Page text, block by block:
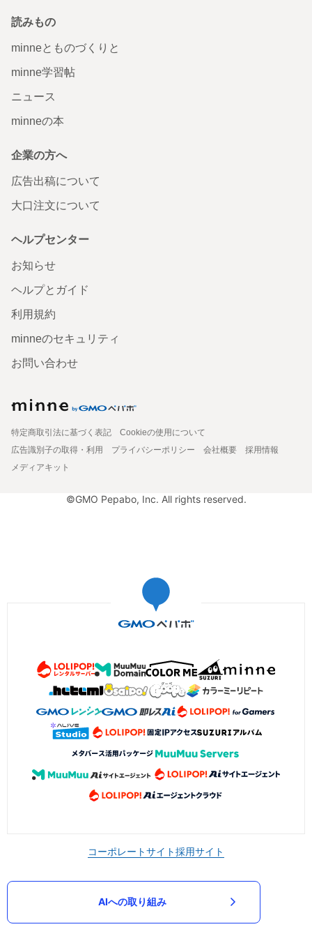
読みもの
minneとものづくりと
minne学習帖
ニュース
minneの本
企業の方へ
広告出稿について
大口注文について
ヘルプセンター
お知らせ
ヘルプとガイド
利用規約
minneのセキュリティ
お問い合わせ
特定商取引法に基づく表記
Cookieの使用について
広告識別子の取得・利用
プライバシーポリシー 会社概要
採用情報
メディアキット
©GMO Pepabo, Inc. All rights reserved.
コーポレートサイト採用サイト
AIへの取り組み